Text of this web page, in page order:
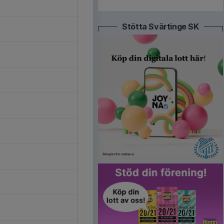
Stötta Svärtinge SK